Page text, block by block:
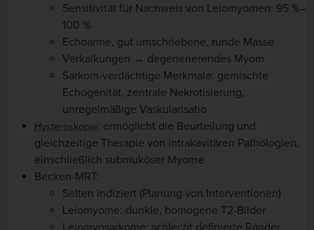
Sensitivität für Nachweis von Leiomyomen: 95 %–
100 %
Echoarme, gut umschriebene, runde Masse
Verkalkungen → degenerierendes Myom
Sarkom-verdächtige Merkmale: gemischte
Echogenität, zentrale Nekrotisierung,
unregelmäßige Vaskularisatio
Hysteroskopie: ermöglicht die Beurteilung und
gleichzeitige Therapie von intrakavitären Pathologien,
einschließlich submuköser Myome
Becken-MRT:
Selten indiziert (Planung von Interventionen)
Leiomyome: dunkle, homogene T2-Bilder
Leiomyosarkome: schlecht definierte Ränder